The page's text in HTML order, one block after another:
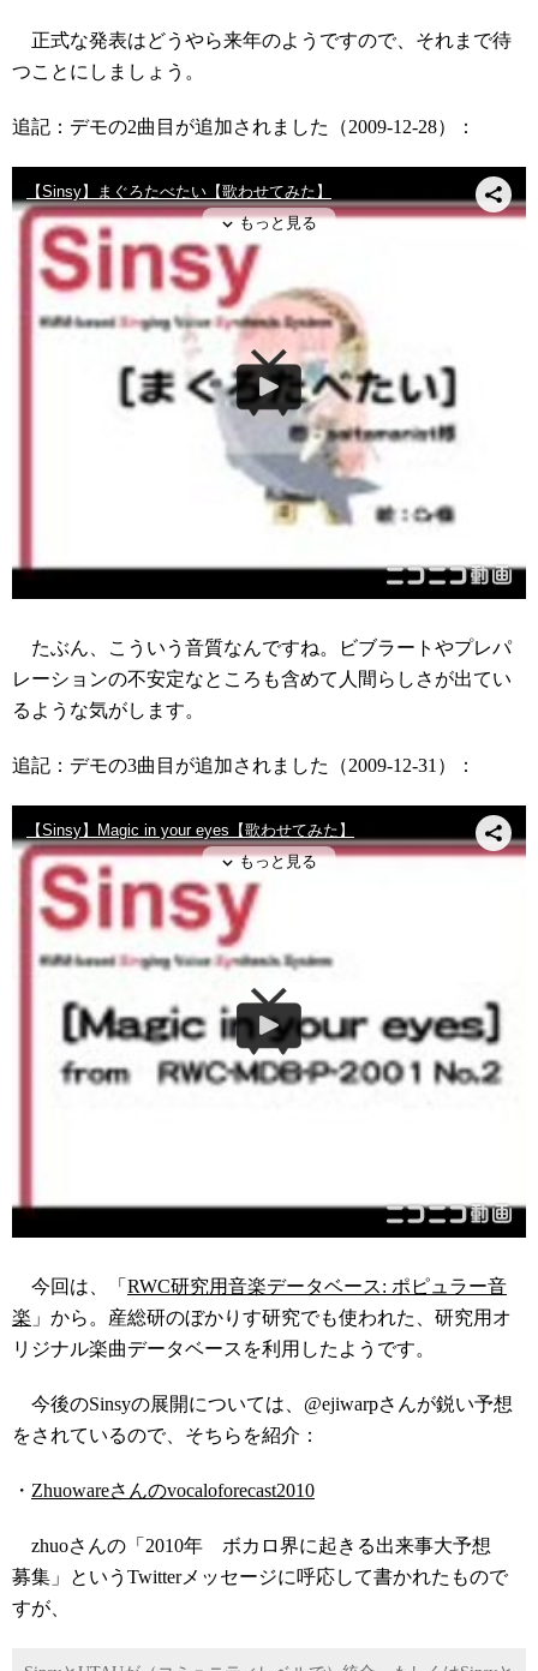
正式な発表はどうやら来年のようですので、それまで待
つことにしましょう。
追記：デモの2曲目が追加されました（2009-12-28）：
たぶん、こういう音質なんですね。ビブラートやプレパ
レーションの不安定なところも含めて人間らしさが出てい
るような気がします。
追記：デモの3曲目が追加されました（2009-12-31）：
今回は、「 RWC研究用音楽データベース: ポピュラー音
楽 」から。産総研のぼかりす研究でも使われた、研究用オ
リジナル楽曲データベースを利用したようです。
今後のSinsyの展開については、@ejiwarpさんが鋭い予想
をされているので、そちらを紹介：
・ Zhuowareさんのvocaloforecast2010
zhuoさんの「2010年 ボカロ界に起きる出来事大予想
募集」というTwitterメッセージに呼応して書かれたもので
すが、